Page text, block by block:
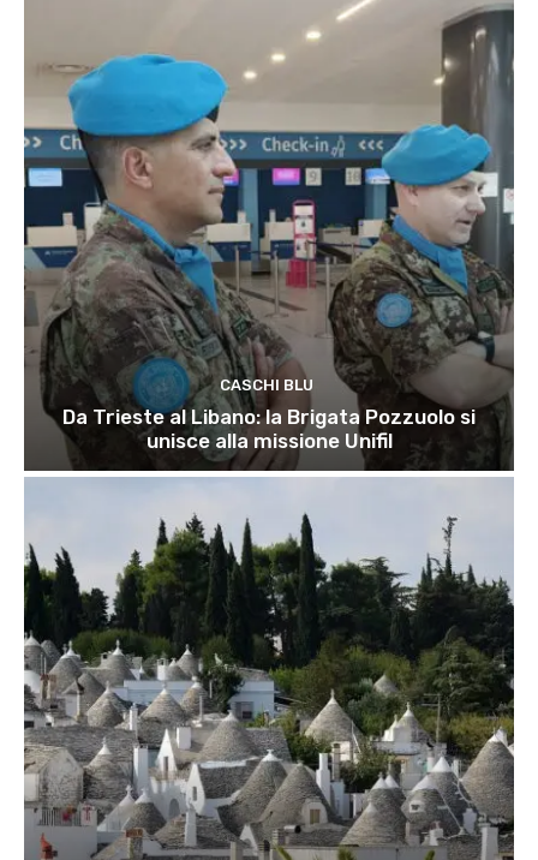
CASCHI BLU
Da Trieste al Libano: la Brigata Pozzuolo si
unisce alla missione Unifil